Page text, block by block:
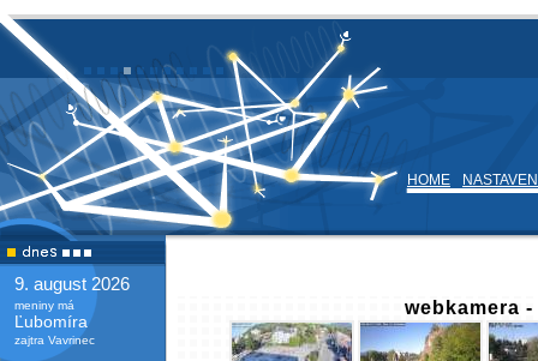
HOME
9. august 2026
meniny má
Ľubomíra
zajtra Vavrinec
webkamera -